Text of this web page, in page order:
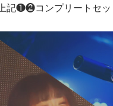
記❶❷コンプリートセッ